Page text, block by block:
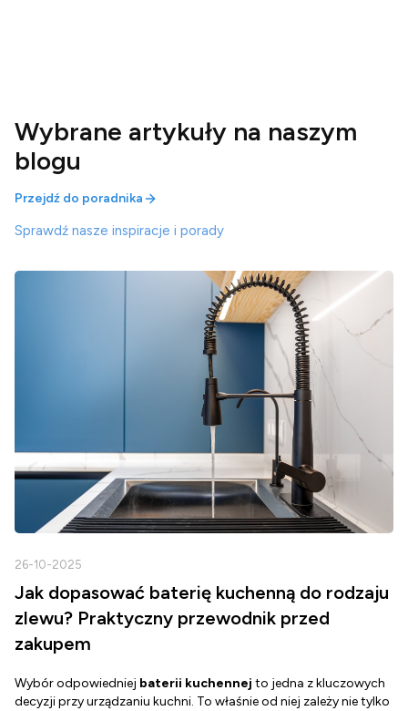
Wybrane artykuły na naszym
blogu
Przejdź do poradnika
Sprawdź nasze inspiracje i porady
26-10-2025
Jak dopasować baterię kuchenną do rodzaju
zlewu? Praktyczny przewodnik przed
zakupem
Wybór odpowiedniej baterii kuchennej to jedna z kluczowych
decyzji przy urządzaniu kuchni. To właśnie od niej zależy nie tylko